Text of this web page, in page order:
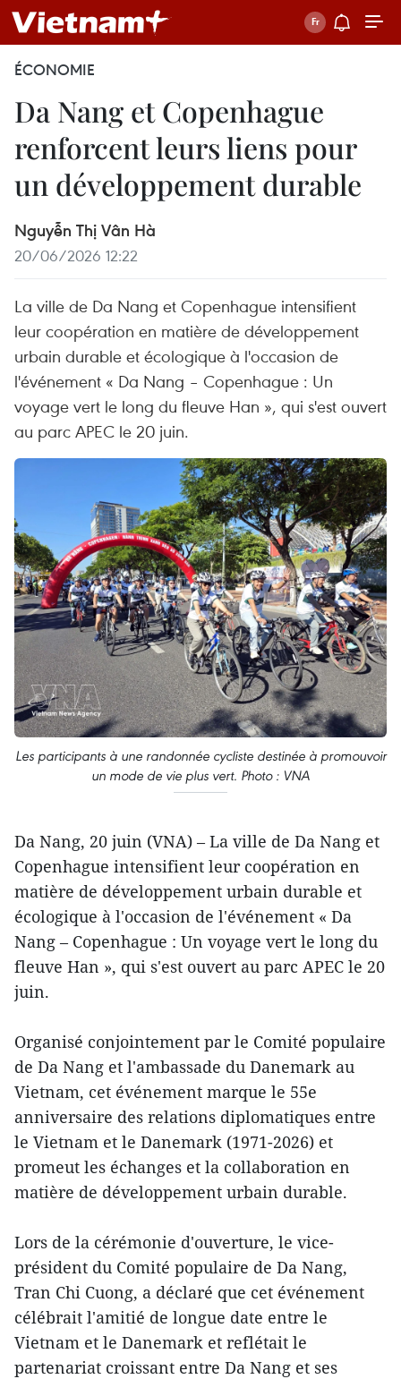
ÉCONOMIE
Da Nang et Copenhague
renforcent leurs liens pour
un développement durable
Nguyễn Thị Vân Hà
20/06/2026 12:22
La ville de Da Nang et Copenhague intensifient
leur coopération en matière de développement
urbain durable et écologique à l'occasion de
l'événement « Da Nang – Copenhague : Un
voyage vert le long du fleuve Han », qui s'est ouvert
au parc APEC le 20 juin.
Les participants à une randonnée cycliste destinée à promouvoir
un mode de vie plus vert. Photo : VNA
Da Nang, 20 juin (VNA) – La ville de Da Nang et
Copenhague intensifient leur coopération en
matière de développement urbain durable et
écologique à l'occasion de l'événement « Da
Nang – Copenhague : Un voyage vert le long du
fleuve Han », qui s'est ouvert au parc APEC le 20
juin.
Organisé conjointement par le Comité populaire
de Da Nang et l'ambassade du Danemark au
Vietnam, cet événement marque le 55e
anniversaire des relations diplomatiques entre
le Vietnam et le Danemark (1971-2026) et
promeut les échanges et la collaboration en
matière de développement urbain durable.
Lors de la cérémonie d'ouverture, le vice-
président du Comité populaire de Da Nang,
Tran Chi Cuong, a déclaré que cet événement
célébrait l'amitié de longue date entre le
Vietnam et le Danemark et reflétait le
partenariat croissant entre Da Nang et ses